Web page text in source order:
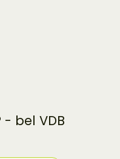
bel VDB